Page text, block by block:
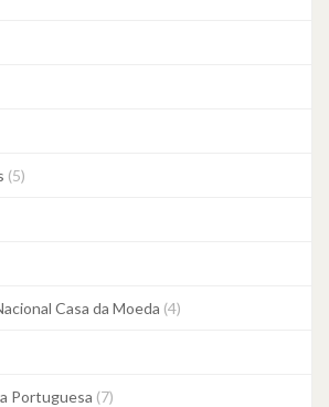
(5)
Casa da Moeda (4)
Portuguesa (7)